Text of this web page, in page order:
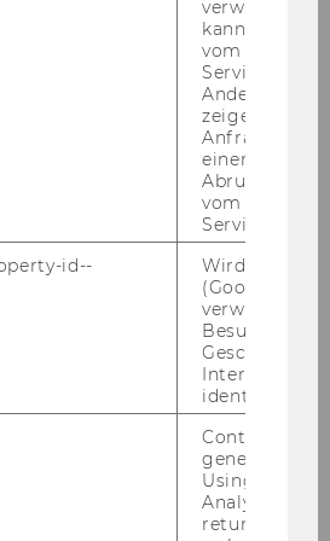
21.4.2008
Gedächtnisvorlesung
2008
VwGH Statistik 1.4.2008
Conference, EC Corporate
Out EC Tax, Queen Mary,
(13. März 2008)
verwendet
kann, um
vom AMP-
Service
Andere
zeigen Opt-
Anfrage im
einen Fehler
Abrufen
vom AMP
Service an.
id--
Wird von
(Google Tag
verwendet,
Besucher
Geschlecht
Interessen zu
identifizieren.
Contains a
generated
Using this
Analytics can
returning